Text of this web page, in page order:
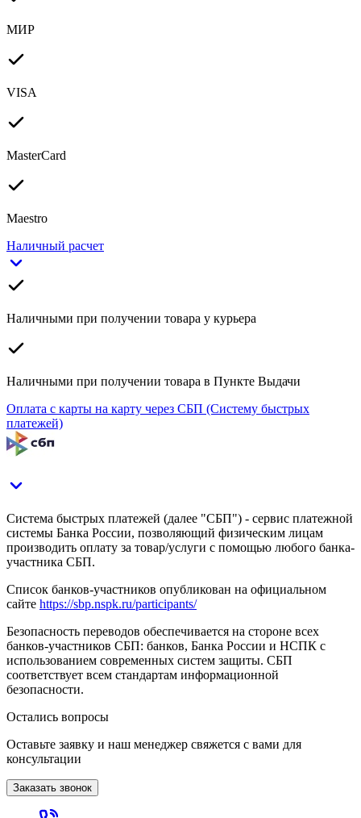
МИР
VISA
MasterCard
Maestro
Наличный расчет
Наличными при получении товара у курьера
Наличными при получении товара в Пункте Выдачи
Оплата с карты на карту через СБП (Систему быстрых
платежей)
Система быстрых платежей (далее "СБП") - сервис платежной
системы Банка России, позволяющий физическим лицам
производить оплату за товар/услуги с помощью любого банка-
участника СБП.
Список банков-участников опубликован на официальном
сайте https://sbp.nspk.ru/participants/
Безопасность переводов обеспечивается на стороне всех
банков-участников СБП: банков, Банка России и НСПК с
использованием современных систем защиты. СБП
соответствует всем стандартам информационной
безопасности.
Остались вопросы
Оставьте заявку и наш менеджер свяжется с вами для
консультации
Заказать звонок